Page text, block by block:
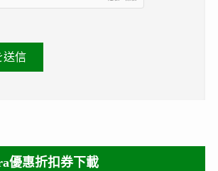
優惠折扣券下載